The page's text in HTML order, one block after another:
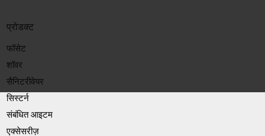
प्रोडक्ट
फॉसेट
शॉवर
सैनिटरीवेयर
सिस्टर्न
संबंधित आइटम
एक्सेसरीज़